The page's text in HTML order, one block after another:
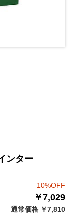
ンター
10%OFF
￥7,029
通常価格 ￥7,810